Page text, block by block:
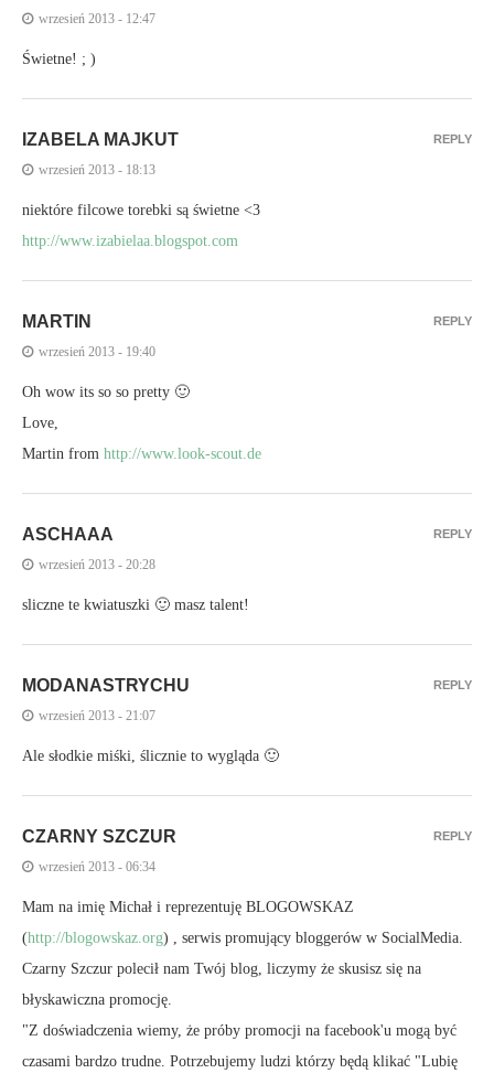
wrzesień 2013 - 12:47
Świetne! ; )
IZABELA MAJKUT
wrzesień 2013 - 18:13
niektóre filcowe torebki są świetne <3
http://www.izabielaa.blogspot.com
REPLY
MARTIN
wrzesień 2013 - 19:40
Oh wow its so so pretty 🙂
Love,
Martin from http://www.look-scout.de
REPLY
ASCHAAA
wrzesień 2013 - 20:28
sliczne te kwiatuszki 🙂 masz talent!
REPLY
MODANASTRYCHU
wrzesień 2013 - 21:07
Ale słodkie miśki, ślicznie to wygląda 🙂
REPLY
CZARNY SZCZUR
wrzesień 2013 - 06:34
Mam na imię Michał i reprezentuję BLOGOWSKAZ
(http://blogowskaz.org) , serwis promujący bloggerów w SocialMedia.
Czarny Szczur polecił nam Twój blog, liczymy że skusisz się na
błyskawiczna promocję.
"Z doświadczenia wiemy, że próby promocji na facebook'u mogą być
czasami bardzo trudne. Potrzebujemy ludzi którzy będą klikać "Lubię
REPLY